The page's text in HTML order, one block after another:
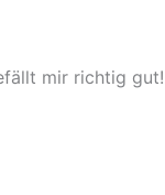
mir richtig gut!